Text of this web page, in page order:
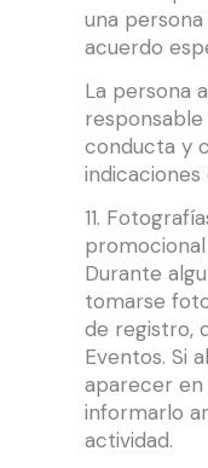
una
acuerdo
La persona
responsable
conducta y
11.
promocional
Durante
tomarse
de registro,
Eventos. Si
aparecer
informarlo
actividad.